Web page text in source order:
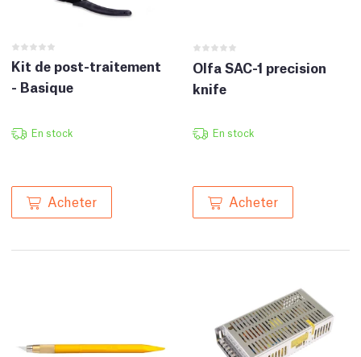
Kit de post-traitement
- Basique
En stock
Acheter
Olfa SAC-1 precision
knife
En stock
Acheter